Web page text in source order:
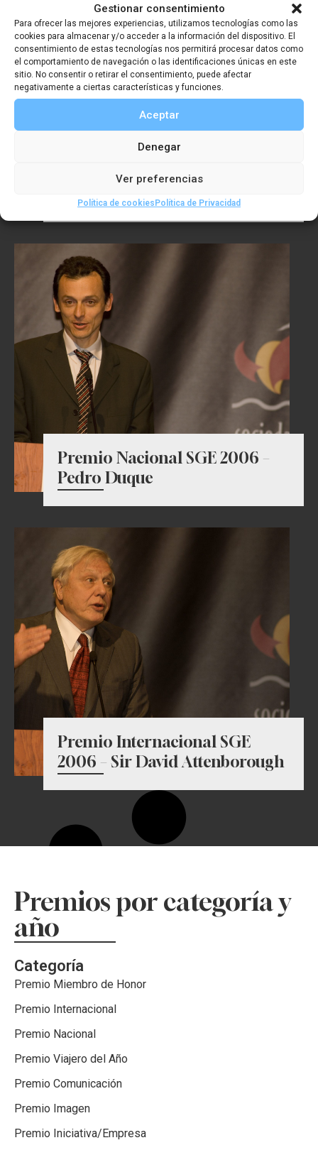
Gestionar consentimiento
Para ofrecer las mejores experiencias, utilizamos tecnologías como las
cookies para almacenar y/o acceder a la información del dispositivo. El
consentimiento de estas tecnologías nos permitirá procesar datos como
el comportamiento de navegación o las identificaciones únicas en este
sitio. No consentir o retirar el consentimiento, puede afectar
negativamente a ciertas características y funciones.
Aceptar
Denegar
Ver preferencias
Política de cookies Política de Privacidad
Premio Imagen SGE 2006 –
Premio Nacional SGE 2006 –
Pedro Duque
Premio Internacional SGE
2006 – Sir David Attenborough
Premios por categoría y
año
Categoría
Premio Miembro de Honor
Premio Internacional
Premio Nacional
Premio Viajero del Año
Premio Comunicación
Premio Imagen
Premio Iniciativa/Empresa